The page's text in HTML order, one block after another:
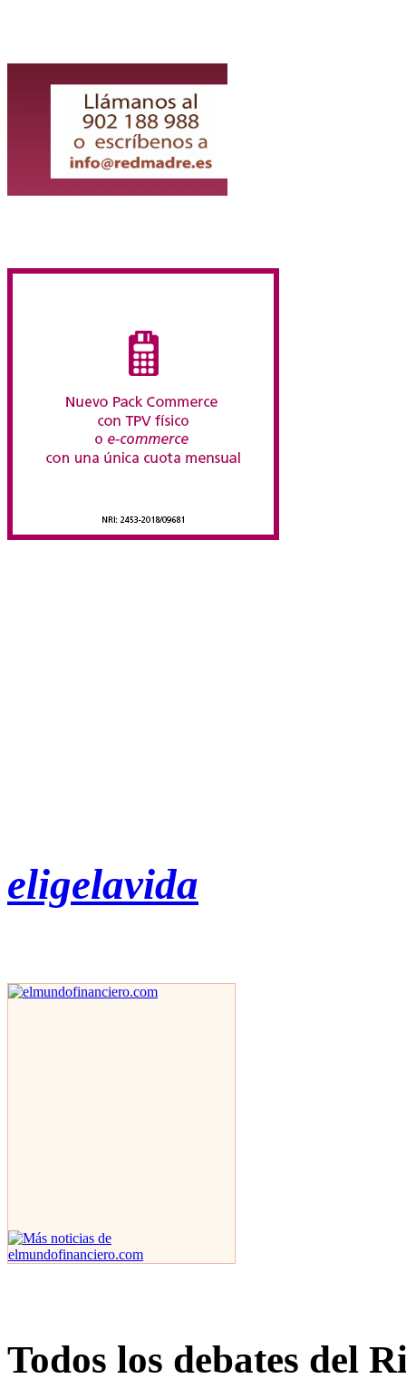
eligelavida
Todos los debates del